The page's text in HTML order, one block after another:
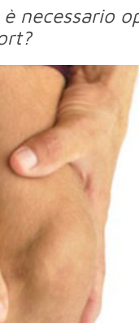
è necessario